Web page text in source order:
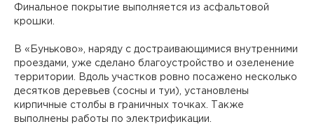
Финальное покрытие выполняется из асфальтовой
крошки.
В «Буньково», наряду с достраивающимися внутренними
проездами, уже сделано благоустройство и озеленение
территории. Вдоль участков ровно посажено несколько
десятков деревьев (сосны и туи), установлены
кирпичные столбы в граничных точках. Также
выполнены работы по электрификации.